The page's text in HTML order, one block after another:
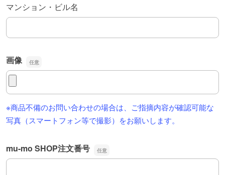
マンション・ビル名
画像
画像
※商品不備のお問い合わせの場合は、ご指摘内容が確認可能な
写真（スマートフォン等で撮影）をお願いします。
mu-mo SHOP注文番号
mu-mo SHOP注文番号